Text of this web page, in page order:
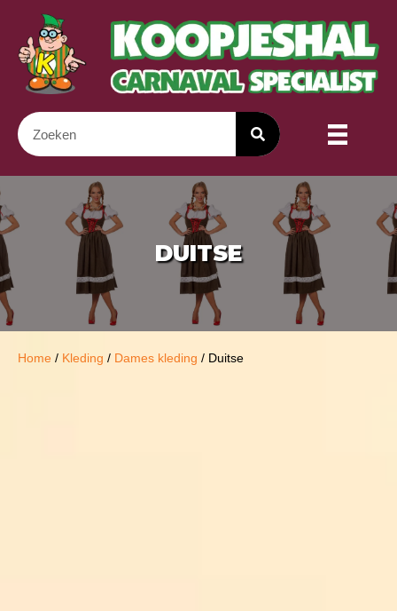
DUITSE
Home / Kleding / Dames kleding / Duitse